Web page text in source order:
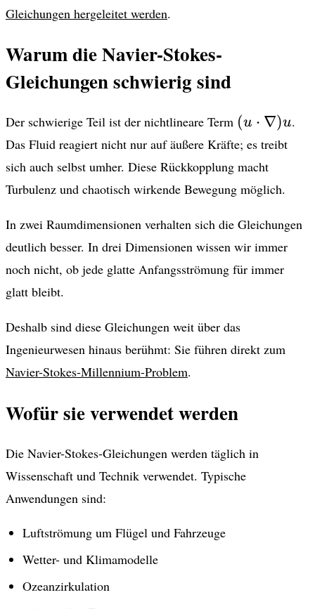
Gleichungen hergeleitet werden.
Warum die Navier-Stokes-
Gleichungen schwierig sind
Der schwierige Teil ist der nichtlineare Term (u \cdot
\nabla)u
(u ⋅ ∇)u.
Das Fluid reagiert nicht nur auf äußere Kräfte; es treibt
sich auch selbst umher. Diese Rückkopplung macht
Turbulenz und chaotisch wirkende Bewegung möglich.
In zwei Raumdimensionen verhalten sich die Gleichungen
deutlich besser. In drei Dimensionen wissen wir immer
noch nicht, ob jede glatte Anfangsströmung für immer
glatt bleibt.
Deshalb sind diese Gleichungen weit über das
Ingenieurwesen hinaus berühmt: Sie führen direkt zum
Navier-Stokes-Millennium-Problem.
Wofür sie verwendet werden
Die Navier-Stokes-Gleichungen werden täglich in
Wissenschaft und Technik verwendet. Typische
Anwendungen sind:
Luftströmung um Flügel und Fahrzeuge
Wetter- und Klimamodelle
Ozeanzirkulation